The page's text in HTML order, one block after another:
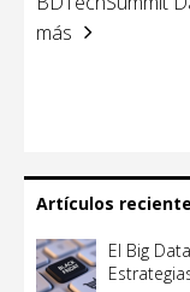
más
Artículos
El Big